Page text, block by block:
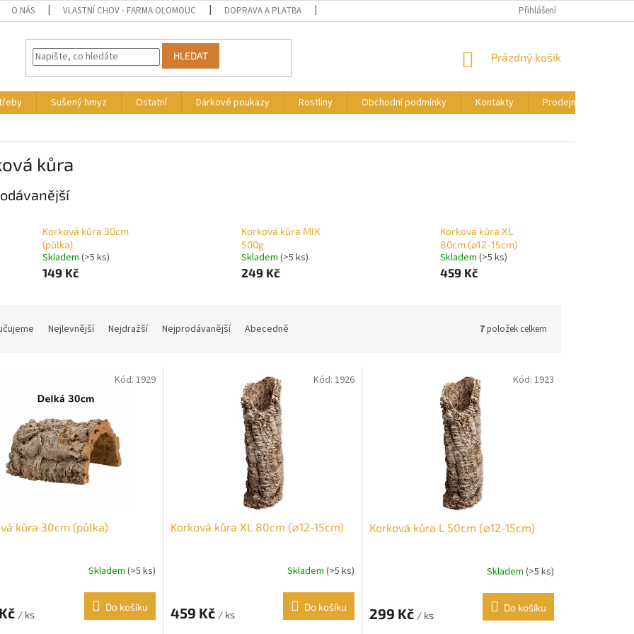
O NÁS VLASTNÍ CHOV - FARMA OLOMOUC DOPRAVA A PLATBA PODMÍNKY OCHRANY OSOBNÍCH ÚDAJŮ
Přihlášení
HLEDAT
NÁKUPNÍ
Prázdný košík
Sušený hmyz Ostatní Dárkové poukazy Rostliny Obchodní podmínky Kontakty
Prodejní akce a trhy
kůra
Korková kůra 30cm
(půlka)
Skladem (>5 ks)
149 Kč
Korková kůra MIX
500g
Skladem (>5 ks)
249 Kč
Korková kůra XL
80cm (⌀12-15cm)
Skladem (>5 ks)
459 Kč
Nejlevnější Nejdražší Nejprodávanější Abecedně 7položek celkem
kůra 30cm (půlka)
Skladem (>5 ks)
/ ks
Do košíku
Kód: 1929
Korková kůra XL 80cm (⌀12-15cm)
Skladem (>5 ks)
459 Kč / ks
Do košíku
Kód: 1926
Korková kůra L 50cm (⌀12-15cm)
Skladem (>5 ks)
299 Kč / ks
Do košíku
Kód: 1923